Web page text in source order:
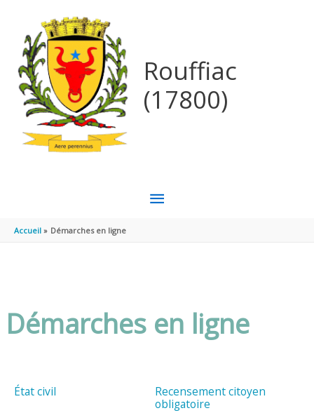
Rouffiac
(17800)
MENU
Accueil Démarches en ligne
Démarches en ligne
État civil
Recensement citoyen
obligatoire